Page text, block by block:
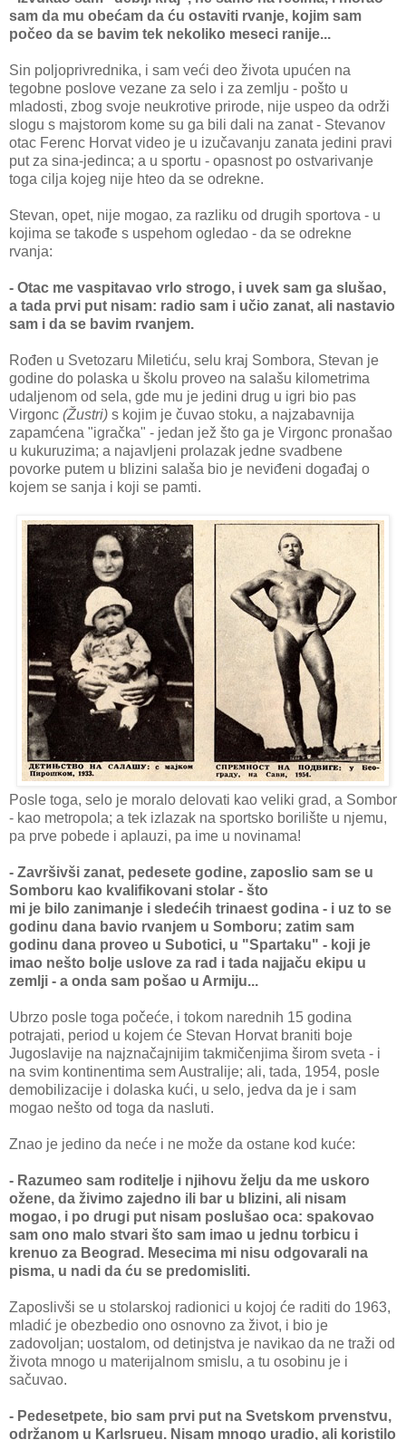
sam da mu obećam da ću ostaviti rvanje, kojim sam
počeo da se bavim tek nekoliko meseci ranije...
Sin poljoprivrednika, i sam veći deo života upućen na
tegobne poslove vezane za selo i za zemlju - pošto u
mladosti, zbog svoje neukrotive prirode, nije uspeo da održi
slogu s majstorom kome su ga bili dali na zanat - Stevanov
otac Ferenc Horvat video je u izučavanju zanata jedini pravi
put za sina-jedinca; a u sportu - opasnost po ostvarivanje
toga cilja kojeg nije hteo da se odrekne.
Stevan, opet, nije mogao, za razliku od drugih sportova - u
kojima se takođe s uspehom ogledao - da se odrekne
rvanja:
- Otac me vaspitavao vrlo strogo, i uvek sam ga slušao,
a tada prvi put nisam: radio sam i učio zanat, ali nastavio
sam i da se bavim rvanjem.
Rođen u Svetozaru Miletiću, selu kraj Sombora, Stevan je
godine do polaska u školu proveo na salašu kilometrima
udaljenom od sela, gde mu je jedini drug u igri bio pas
Virgonc (Žustri) s kojim je čuvao stoku, a najzabavnija
zapamćena "igračka" - jedan jež što ga je Virgonc pronašao
u kukuruzima; a najavljeni prolazak jedne svadbene
povorke putem u blizini salaša bio je neviđeni događaj o
kojem se sanja i koji se pamti.
Posle toga, selo je moralo delovati kao veliki grad, a Sombor
- kao metropola; a tek izlazak na sportsko borilište u njemu,
pa prve pobede i aplauzi, pa ime u novinama!
- Završivši zanat, pedesete godine, zaposlio sam se u
Somboru kao kvalifikovani stolar - što
mi je bilo zanimanje i sledećih trinaest godina - i uz to se
godinu dana bavio rvanjem u Somboru; zatim sam
godinu dana proveo u Subotici, u "Spartaku" - koji je
imao nešto bolje uslove za rad i tada najjaču ekipu u
zemlji - a onda sam pošao u Armiju...
Ubrzo posle toga počeće, i tokom narednih 15 godina
potrajati, period u kojem će Stevan Horvat braniti boje
Jugoslavije na najznačajnijim takmičenjima širom sveta - i
na svim kontinentima sem Australije; ali, tada, 1954, posle
demobilizacije i dolaska kući, u selo, jedva da je i sam
mogao nešto od toga da nasluti.
Znao je jedino da neće i ne može da ostane kod kuće:
- Razumeo sam roditelje i njihovu želju da me uskoro
ožene, da živimo zajedno ili bar u blizini, ali nisam
mogao, i po drugi put nisam poslušao oca: spakovao
sam ono malo stvari što sam imao u jednu torbicu i
krenuo za Beograd. Mesecima mi nisu odgovarali na
pisma, u nadi da ću se predomisliti.
Zaposlivši se u stolarskoj radionici u kojoj će raditi do 1963,
mladić je obezbedio ono osnovno za život, i bio je
zadovoljan; uostalom, od detinjstva je navikao da ne traži od
života mnogo u materijalnom smislu, a tu osobinu je i
sačuvao.
- Pedesetpete, bio sam prvi put na Svetskom prvenstvu,
održanom u Karlsrueu. Nisam mnogo uradio, ali koristilo